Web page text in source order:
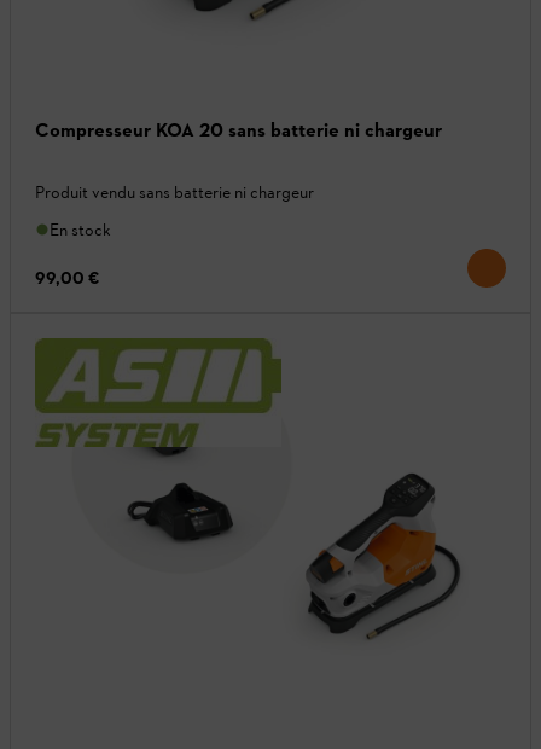
Compresseur KOA 20 sans batterie ni chargeur
Produit vendu sans batterie ni chargeur
En stock
99,00 €